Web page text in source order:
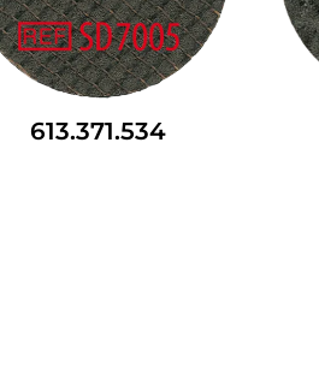
613.371.534